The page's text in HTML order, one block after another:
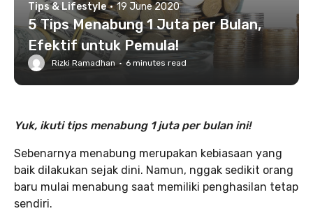
Tips & Lifestyle · 19 June 2020
5 Tips Menabung 1 Juta per Bulan,
Efektif untuk Pemula!
Rizki Ramadhan · 6 minutes read
Yuk, ikuti tips menabung 1 juta per bulan ini!
Sebenarnya menabung merupakan kebiasaan yang
baik dilakukan sejak dini. Namun, nggak sedikit orang
baru mulai menabung saat memiliki penghasilan tetap
sendiri.